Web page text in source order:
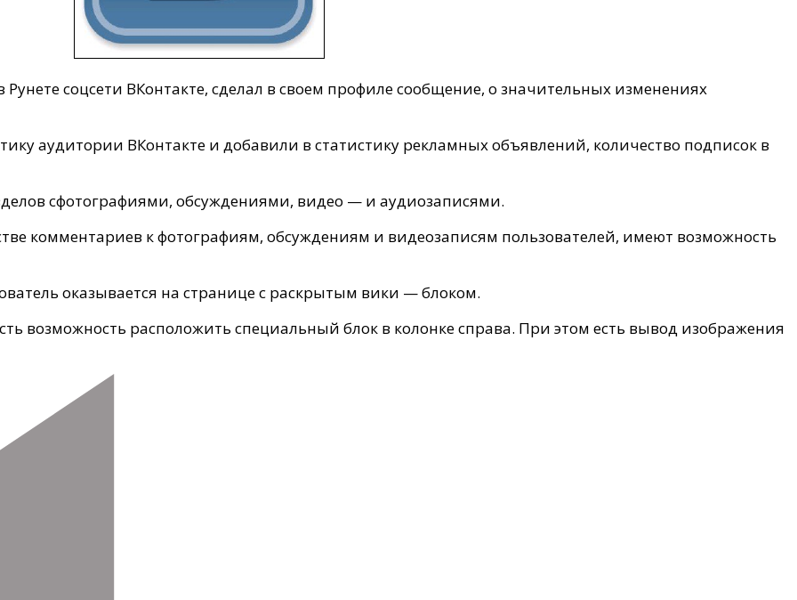
соцсети ВКонтакте, сделал в своем профиле сообщение, о значительных изменениях
аудитории ВКонтакте и добавили в статистику рекламных объявлений, количество подписок в
сфотографиями, обсуждениями, видео — и аудиозаписями.
комментариев к фотографиям, обсуждениям и видеозаписям пользователей, имеют возможность
оказывается на странице с раскрытым вики — блоком.
возможность расположить специальный блок в колонке справа. При этом есть вывод изображения